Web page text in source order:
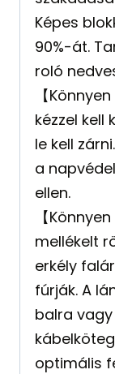
Képes
90%-át.
roló
【
kézzel kell
le kell
a
ellen.
【
mellékelt
erkély
fúrják. A
balra
optimális